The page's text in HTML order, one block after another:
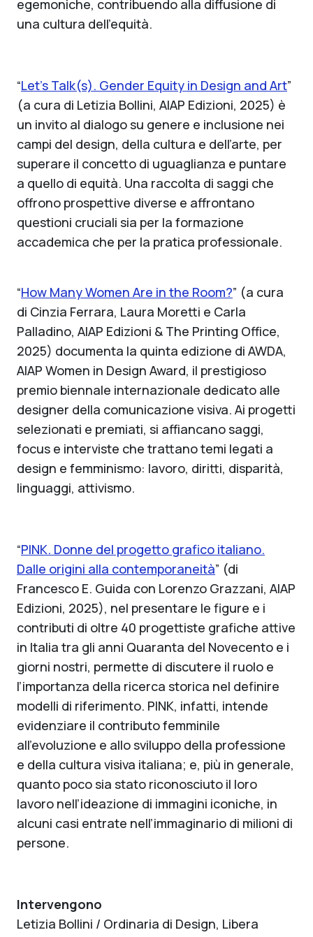
egemoniche, contribuendo alla diffusione di
una cultura dell’equità.
“Let’s Talk(s). Gender Equity in Design and Art”
(a cura di Letizia Bollini, AIAP Edizioni, 2025) è
un invito al dialogo su genere e inclusione nei
campi del design, della cultura e dell’arte, per
superare il concetto di uguaglianza e puntare
a quello di equità. Una raccolta di saggi che
offrono prospettive diverse e affrontano
questioni cruciali sia per la formazione
accademica che per la pratica professionale.
“How Many Women Are in the Room?” (a cura
di Cinzia Ferrara, Laura Moretti e Carla
Palladino, AIAP Edizioni & The Printing Office,
2025) documenta la quinta edizione di AWDA,
AIAP Women in Design Award, il prestigioso
premio biennale internazionale dedicato alle
designer della comunicazione visiva. Ai progetti
selezionati e premiati, si affiancano saggi,
focus e interviste che trattano temi legati a
design e femminismo: lavoro, diritti, disparità,
linguaggi, attivismo.
“PINK. Donne del progetto grafico italiano.
Dalle origini alla contemporaneità” (di
Francesco E. Guida con Lorenzo Grazzani, AIAP
Edizioni, 2025), nel presentare le figure e i
contributi di oltre 40 progettiste grafiche attive
in Italia tra gli anni Quaranta del Novecento e i
giorni nostri, permette di discutere il ruolo e
l’importanza della ricerca storica nel definire
modelli di riferimento. PINK, infatti, intende
evidenziare il contributo femminile
all’evoluzione e allo sviluppo della professione
e della cultura visiva italiana; e, più in generale,
quanto poco sia stato riconosciuto il loro
lavoro nell’ideazione di immagini iconiche, in
alcuni casi entrate nell’immaginario di milioni di
persone.
Intervengono
Letizia Bollini / Ordinaria di Design, Libera